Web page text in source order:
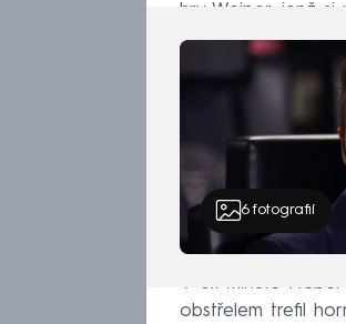
hry Weiper, jenž si
6fotografií
V 61. minutě
obstřelem trefil